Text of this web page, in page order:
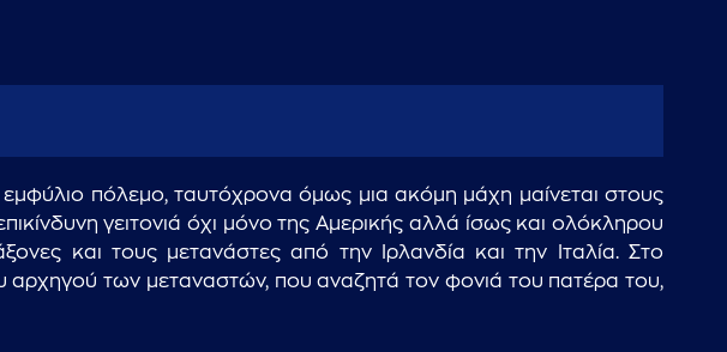
εμφύλιο πόλεμο, ταυτόχρονα όμως μια ακόμη μάχη μαίνεται στους
γειτονιά όχι μόνο της Αμερικής αλλά ίσως και ολόκληρου
και τους μετανάστες από την Ιρλανδία και την Ιταλία. Στο
αρχηγού των μεταναστών, που αναζητά τον φονιά του πατέρα του,